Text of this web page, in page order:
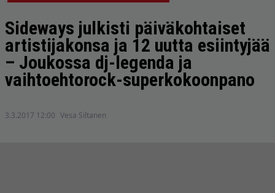
Sideways julkisti päiväkohtaiset
artistijakonsa ja 12 uutta esiintyjää
– Joukossa dj-legenda ja
vaihtoehtorock-superkokoonpano
3.3.2017 12:00 Vesa Siltanen